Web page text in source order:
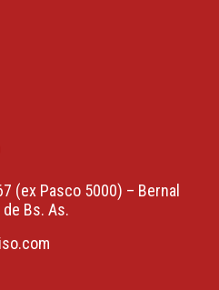
(ex Pasco 5000) – Bernal
Bs. As.